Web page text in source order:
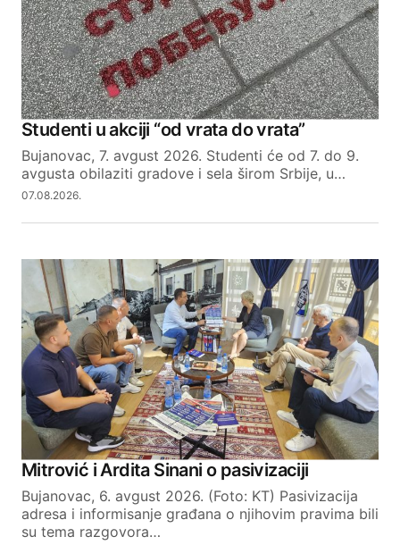
Studenti u akciji “od vrata do vrata”
Bujanovac, 7. avgust 2026. Studenti će od 7. do 9.
avgusta obilaziti gradove i sela širom Srbije, u…
07.08.2026.
Mitrović i Ardita Sinani o pasivizaciji
Bujanovac, 6. avgust 2026. (Foto: KT) Pasivizacija
adresa i informisanje građana o njihovim pravima bili
su tema razgovora…